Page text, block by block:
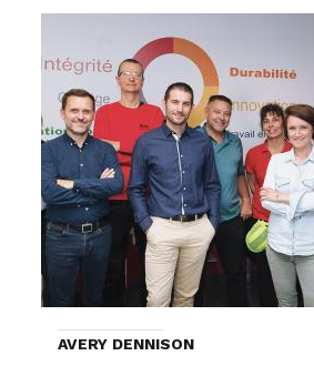
AVERY DENNISON